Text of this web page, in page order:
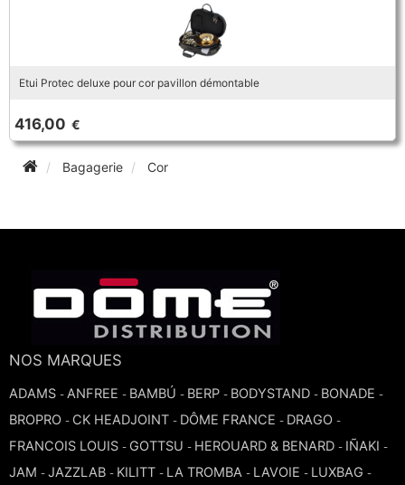
Etui Protec deluxe pour cor pavillon démontable
416,00 €
Bagagerie Cor
NOS MARQUES
ADAMS - ANFREE - BAMBÚ - BERP - BODYSTAND - BONADE -
BROPRO - CK HEADJOINT - DÔME FRANCE - DRAGO -
FRANCOIS LOUIS - GOTTSU - HEROUARD & BENARD - IÑAKI -
JAM - JAZZLAB - KILITT - LA TROMBA - LAVOIE - LUXBAG -